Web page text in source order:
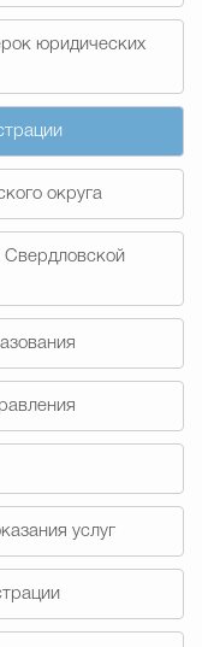
Муниципальные
палата Городского
Гостям Городского
юридических
округа
Свердловской
услуг